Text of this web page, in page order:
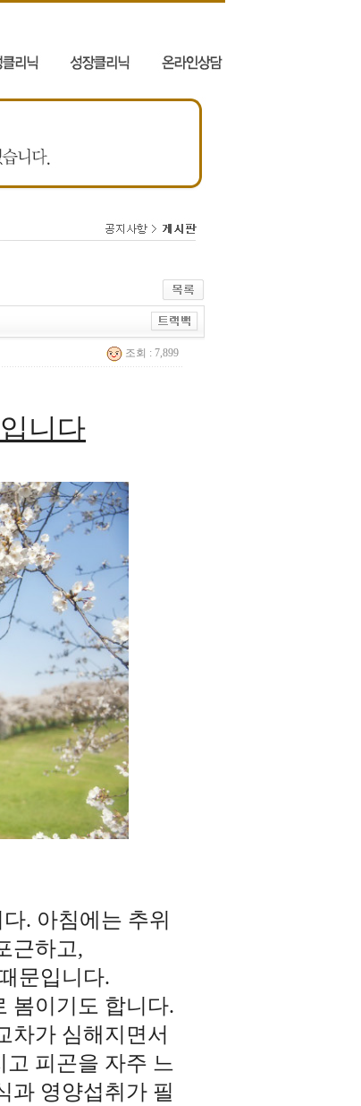
조회 : 7,899
입니다
. 아침에는 추위
근하고,
문입니다.
봄이기도 합니다.
차가 심해지면서
피곤을 자주 느
과 영양섭취가 필